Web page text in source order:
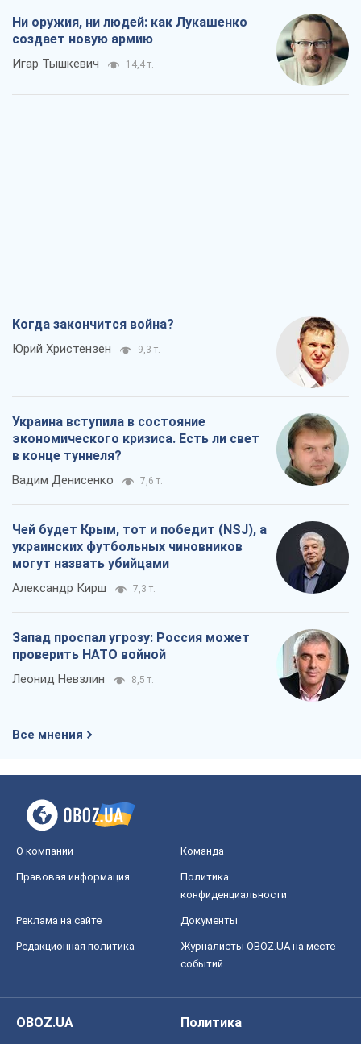
Ни оружия, ни людей: как Лукашенко
создает новую армию
Игар Тышкевич 14,4 т.
Когда закончится война?
Юрий Христензен 9,3 т.
Украина вступила в состояние
экономического кризиса. Есть ли свет
в конце туннеля?
Вадим Денисенко 7,6 т.
Чей будет Крым, тот и победит (NSJ), а
украинских футбольных чиновников
могут назвать убийцами
Александр Кирш 7,3 т.
Запад проспал угрозу: Россия может
проверить НАТО войной
Леонид Невзлин 8,5 т.
Все мнения
О компании Команда
Правовая информация
Политика
конфиденциальности
Реклама на сайте Документы
Редакционная политика
Журналисты OBOZ.UA на месте
событий
OBOZ.UA
Политика